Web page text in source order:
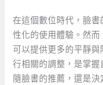
在這個數位時代，臉
性化的使用體驗。然
可以提供更多的平靜
行相關的調整，是掌
隨臉書的推薦，還是